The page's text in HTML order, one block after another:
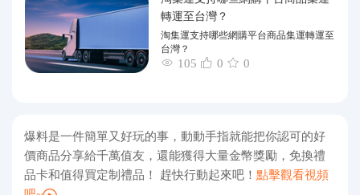
轉運至台灣？
淘集運支持哪些網購平台商品集運轉運至
台灣？
105 0 0
爆料是一件簡單又好玩的事，動動手指就能把你認可的好
價商品分享給千萬值友，還能獲得大量金幣獎勵，免換禮
品卡和值得買定制禮品！ 趕快行動起來吧！ 點擊觀看視頻